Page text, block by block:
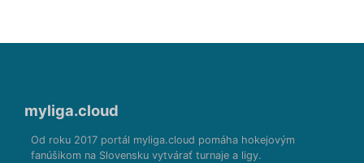
myliga.cloud
Od roku 2017 portál myliga.cloud pomáha hokejovým
fanúšikom na Slovensku vytvárať turnaje a ligy.